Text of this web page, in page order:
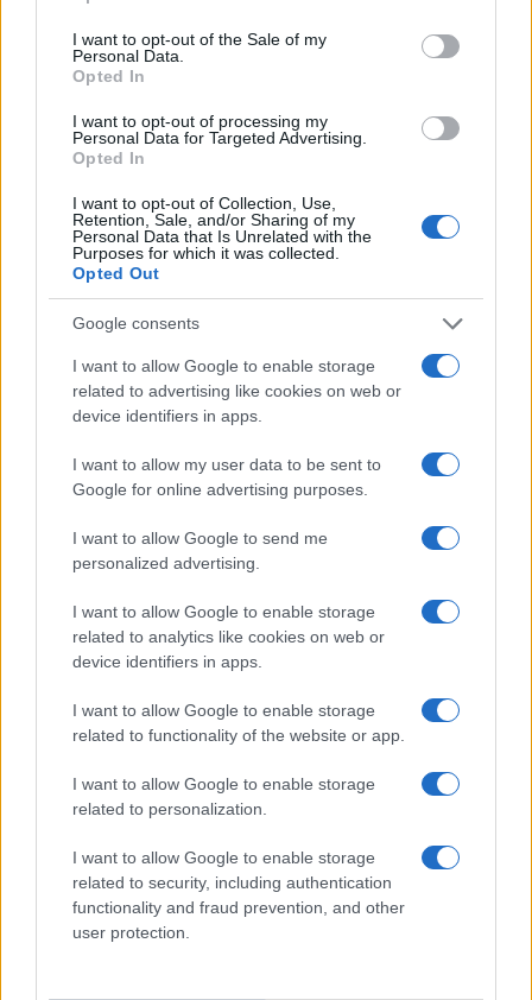
use your data for below specified purposes in below Google
consent section.
I want to opt-out of the Sale of my
Personal Data.
Opted In
I want to opt-out of processing my
Personal Data for Targeted Advertising.
Opted In
I want to opt-out of Collection, Use,
Retention, Sale, and/or Sharing of my
Personal Data that Is Unrelated with the
Purposes for which it was collected.
Opted Out
Google consents
I want to allow Google to enable storage
related to advertising like cookies on web or
device identifiers in apps.
I want to allow my user data to be sent to
Google for online advertising purposes.
I want to allow Google to send me
personalized advertising.
I want to allow Google to enable storage
related to analytics like cookies on web or
device identifiers in apps.
I want to allow Google to enable storage
related to functionality of the website or app.
I want to allow Google to enable storage
related to personalization.
I want to allow Google to enable storage
related to security, including authentication
functionality and fraud prevention, and other
user protection.
NECROLOGIE
Mario Malu
Paolo Pinna
Martina Agostina Diturco
I nostri cari
I nostri cari
Giovannimaria Cabras